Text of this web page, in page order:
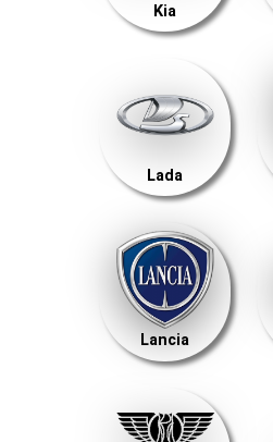
Kia
Lada
Lancia